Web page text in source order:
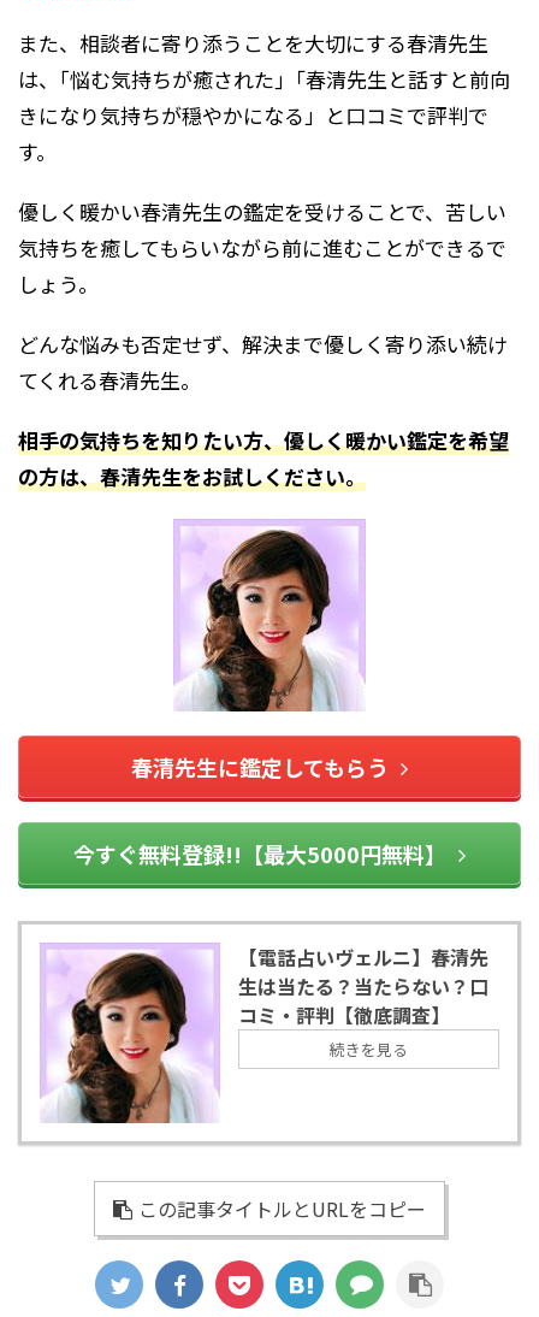
また、相談者に寄り添うことを大切にする春清先生
は、｢悩む気持ちが癒された｣「春清先生と話すと前向
きになり気持ちが穏やかになる」と口コミで評判で
す。
優しく暖かい春清先生の鑑定を受けることで、苦しい
気持ちを癒してもらいながら前に進むことができるで
しょう。
どんな悩みも否定せず、解決まで優しく寄り添い続け
てくれる春清先生。
相手の気持ちを知りたい方、優しく暖かい鑑定を希望
の方は、春清先生をお試しください。
春清先生に鑑定してもらう
今すぐ無料登録!!【最大5000円無料】
【電話占いヴェルニ】春清先
生は当たる？当たらない？口
コミ・評判【徹底調査】
続きを見る
この記事タイトルとURLをコピー